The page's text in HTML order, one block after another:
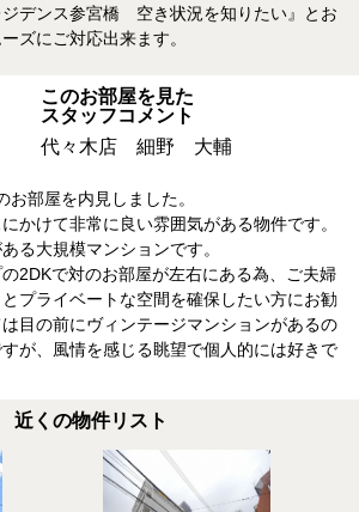
ジデンス参宮橋 空き状況を知りたい』とお
ズにご対応出来ます。
このお部屋を見た
スタッフコメント
代々木店 細野 大輔
部屋を内見しました。
かけて非常に良い雰囲気がある物件です。
る大規模マンションです。
2DKで対のお部屋が左右にある為、ご夫婦
プライベートな空間を確保したい方にお勧
目の前にヴィンテージマンションがあるの
が、風情を感じる眺望で個人的には好きで
近くの物件リスト